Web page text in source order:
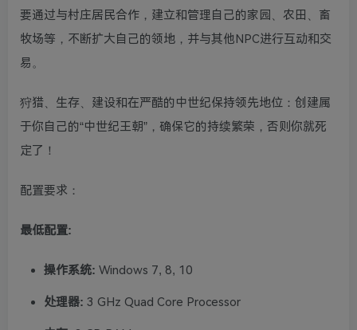
要通过与村庄居民合作，建立和管理自己的家园、农田、畜
牧场等，不断扩大自己的领地，并与其他NPC进行互动和交
易。
狩猎、生存、建设和在严酷的中世纪保持领先地位：创建属
于你自己的“中世纪王朝”，确保它的持续繁荣，否则你就死
定了！
配置要求：
最低配置:
操作系统: Windows 7, 8, 10
处理器: 3 GHz Quad Core Processor